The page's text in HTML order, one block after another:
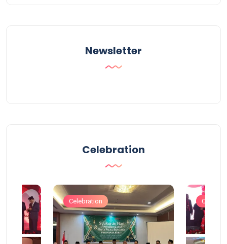
Newsletter
Celebration
Celebration